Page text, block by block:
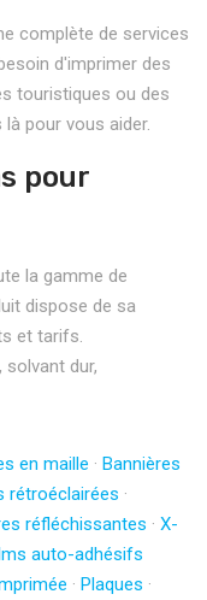
complète de services
d'imprimer des
touristiques ou des
pour vous aider.
pour
la gamme de
dispose de sa
et tarifs.
solvant dur,
en maille · Bannières
rétroéclairées ·
réfléchissantes · X-
auto-adhésifs
· Plaques ·